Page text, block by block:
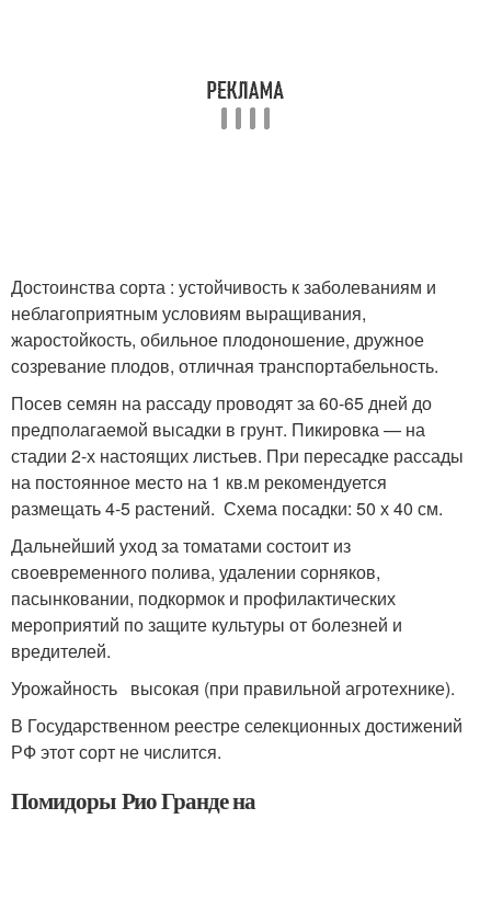
Достоинства сорта : устойчивость к заболеваниям и
неблагоприятным условиям выращивания,
жаростойкость, обильное плодоношение, дружное
созревание плодов, отличная транспортабельность.
Посев семян на рассаду проводят за 60-65 дней до
предполагаемой высадки в грунт. Пикировка — на
стадии 2-х настоящих листьев. При пересадке рассады
на постоянное место на 1 кв.м рекомендуется
размещать 4-5 растений. Схема посадки: 50 х 40 см.
Дальнейший уход за томатами состоит из
своевременного полива, удалении сорняков,
пасынковании, подкормок и профилактических
мероприятий по защите культуры от болезней и
вредителей.
Урожайность высокая (при правильной агротехнике).
В Государственном реестре селекционных достижений
РФ этот сорт не числится.
Помидоры Рио Гранде на